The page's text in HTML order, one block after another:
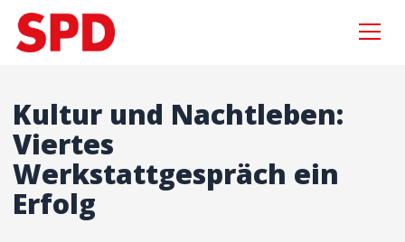
Menü
×
Suchen
nach:
Aktuelles
Kultur und Nachtleben:
Viertes
Werkstattgespräch ein
Erfolg